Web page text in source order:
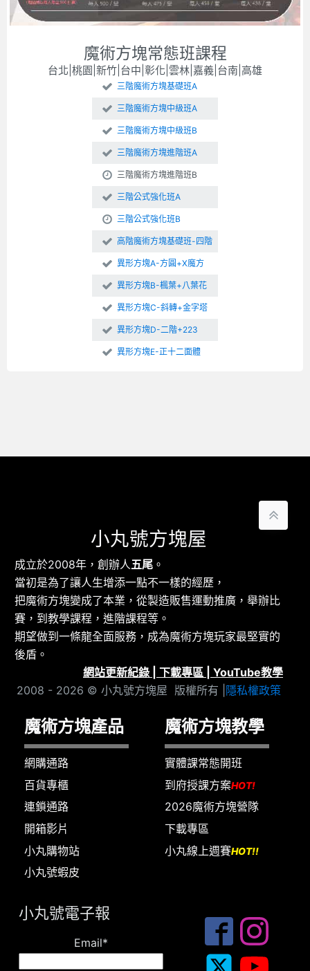
魔術方塊常態班課程
台北|桃園|新竹|台中|彰化|雲林|嘉義|台南|高雄
三階魔術方塊基礎班A
三階魔術方塊中級班A
三階魔術方塊中級班B
三階魔術方塊進階班A
三階魔術方塊進階班B
三階公式強化班A
三階公式強化班B
高階魔術方塊基礎班-四階
異形方塊A-方圓+X魔方
異形方塊B-楓葉+八葉花
異形方塊C-斜轉+金字塔
異形方塊D-二階+223
異形方塊E-正十二面體
小丸號方塊屋
成立於2008年，創辦人 五尾 。
當初是為了讓人生增添一點不一樣的經歷，
把魔術方塊變成了本業，從製造販售運動推廣，舉辦比
賽，到教學課程，進階課程等。
期望做到一條龍全面服務，成為魔術方塊玩家最堅實的
後盾。
網站更新紀錄
下載專區
YouTube教學
2008 - 2026 © 小丸號方塊屋 版權所有 | 隱私權政策
魔術方塊產品
網購通路
百貨專櫃
連鎖通路
開箱影片
小丸購物站
小丸號蝦皮
魔術方塊教學
實體課常態開班
到府授課方案HOT!
2026魔術方塊營隊
下載專區
小丸線上週賽HOT!!
小丸號電子報
Email*